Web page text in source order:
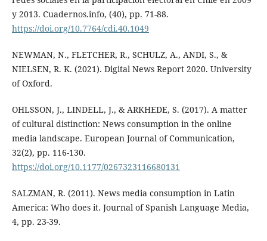
y 2013. Cuadernos.info, (40), pp. 71-88.
https://doi.org/10.7764/cdi.40.1049
NEWMAN, N., FLETCHER, R., SCHULZ, A., ANDI, S., &
NIELSEN, R. K. (2021). Digital News Report 2020. University
of Oxford.
OHLSSON, J., LINDELL, J., & ARKHEDE, S. (2017). A matter
of cultural distinction: News consumption in the online
media landscape. European Journal of Communication,
32(2), pp. 116-130.
https://doi.org/10.1177/0267323116680131
SALZMAN, R. (2011). News media consumption in Latin
America: Who does it. Journal of Spanish Language Media,
4, pp. 23-39.